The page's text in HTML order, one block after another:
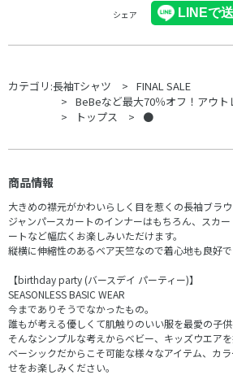
シェア
カテゴリ:長袖Tシャツ
FINAL SALE
BeBeなど最大70％オフ！アウト
トップス
●
商品情報
大きめの襟元がかわいらしく目を惹くの長袖ブラウ
ジャンパースカートのインナーはもちろん、スカ
ートなど幅広くお楽しみいただけます。
縦横に伸縮性のあるベア天竺なので着心地も良好
【birthday party (バースデイ パーティー)】
SEASONLESS BASIC WEAR
今までありそうでなかったもの。
誰もが考える優しくて肌触りのいい服を最愛の子供
そんなシンプルな考えからベビー、キッズウエアを
ベーシックだからこそ可能な様々なアイテム、カ
せをお楽しみください。